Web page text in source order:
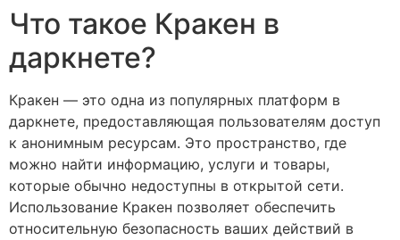
Что такое Кракен в
даркнете?
Кракен — это одна из популярных платформ в
даркнете, предоставляющая пользователям доступ
к анонимным ресурсам. Это пространство, где
можно найти информацию, услуги и товары,
которые обычно недоступны в открытой сети.
Использование Кракен позволяет обеспечить
относительную безопасность ваших действий в